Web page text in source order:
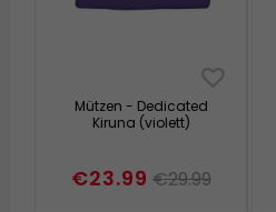
Mützen - Dedicated
Kiruna (violett)
€23.99 €29.99